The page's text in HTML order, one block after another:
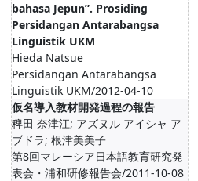
bahasa Jepun”. Prosiding
Persidangan Antarabangsa
Linguistik UKM
Hieda Natsue
Persidangan Antarabangsa
Linguistik UKM/2012-04-10
仮名導入教材開発過程の報告
稗田 奈津江; アズヌル アイシャ ア
ブドラ; 根津美美子
第8回マレーシア日本語教育研究発
表会・浦和研修報告会/2011-10-08